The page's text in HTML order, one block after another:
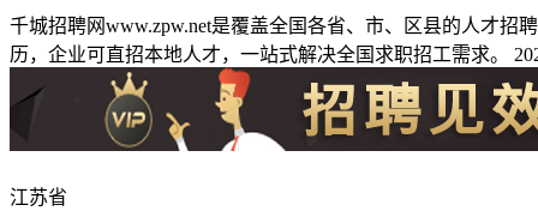
千城招聘网www.zpw.net是覆盖全国各省、市、区县的人才
历，企业可直招本地人才，一站式解决全国求职招工需求。
江苏省